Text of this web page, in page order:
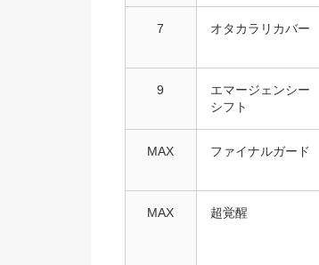
7 オタカラリカバー
9
エマージェンシー
シフト
MAX ファイナルガード
MAX 超覚醒